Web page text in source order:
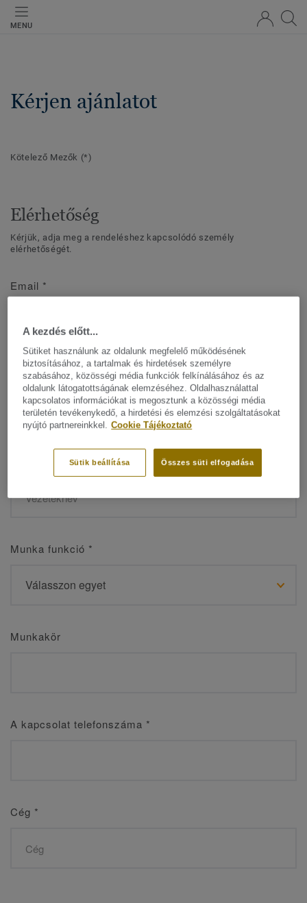
MENU
Kérjen ajánlatot
Kötelező Mezők (*)
Elérhetőség
Kérjük, adja meg a rendeléshez kapcsolódó személy
elérhetőségét.
Email *
Név*
Vezetéknév*
Munka funkció *
Munkakör
A kapcsolat telefonszáma *
Cég *
A kezdés előtt...
Sütiket használunk az oldalunk megfelelő működésének
biztosításához, a tartalmak és hirdetések személyre
szabásához, közösségi média funkciók felkínálásához és az
oldalunk látogatottságának elemzéséhez. Oldalhasználattal
kapcsolatos információkat is megosztunk a közösségi média
területén tevékenykedő, a hirdetési és elemzési szolgáltatásokat
nyújtó partnereinkkel. Cookie Tájékoztató
Összes süti elfogadása
Sütik beállítása